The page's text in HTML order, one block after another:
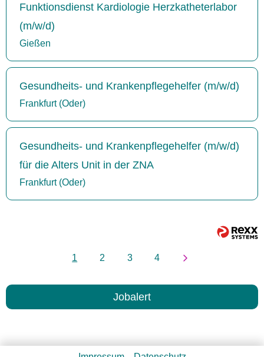
Funktionsdienst Kardiologie Herzkatheterlabor
(m/w/d)
Gießen
Gesundheits- und Krankenpflegehelfer (m/w/d)
Frankfurt (Oder)
Gesundheits- und Krankenpflegehelfer (m/w/d)
für die Alters Unit in der ZNA
Frankfurt (Oder)
1 2 3 4
Jobalert